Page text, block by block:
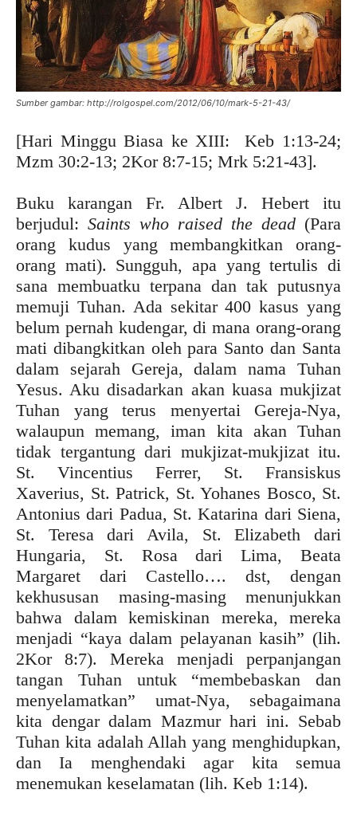
Sumber gambar: http://rolgospel.com/2012/06/10/mark-5-21-43/
[Hari Minggu Biasa ke XIII: Keb 1:13-24;
Mzm 30:2-13; 2Kor 8:7-15; Mrk 5:21-43].
Buku karangan Fr. Albert J. Hebert itu
berjudul: Saints who raised the dead (Para
orang kudus yang membangkitkan orang-
orang mati). Sungguh, apa yang tertulis di
sana membuatku terpana dan tak putusnya
memuji Tuhan. Ada sekitar 400 kasus yang
belum pernah kudengar, di mana orang-orang
mati dibangkitkan oleh para Santo dan Santa
dalam sejarah Gereja, dalam nama Tuhan
Yesus. Aku disadarkan akan kuasa mukjizat
Tuhan yang terus menyertai Gereja-Nya,
walaupun memang, iman kita akan Tuhan
tidak tergantung dari mukjizat-mukjizat itu.
St. Vincentius Ferrer, St. Fransiskus
Xaverius, St. Patrick, St. Yohanes Bosco, St.
Antonius dari Padua, St. Katarina dari Siena,
St. Teresa dari Avila, St. Elizabeth dari
Hungaria, St. Rosa dari Lima, Beata
Margaret dari Castello…. dst, dengan
kekhususan masing-masing menunjukkan
bahwa dalam kemiskinan mereka, mereka
menjadi “kaya dalam pelayanan kasih” (lih.
2Kor 8:7). Mereka menjadi perpanjangan
tangan Tuhan untuk “membebaskan dan
menyelamatkan” umat-Nya, sebagaimana
kita dengar dalam Mazmur hari ini. Sebab
Tuhan kita adalah Allah yang menghidupkan,
dan Ia menghendaki agar kita semua
menemukan keselamatan (lih. Keb 1:14).